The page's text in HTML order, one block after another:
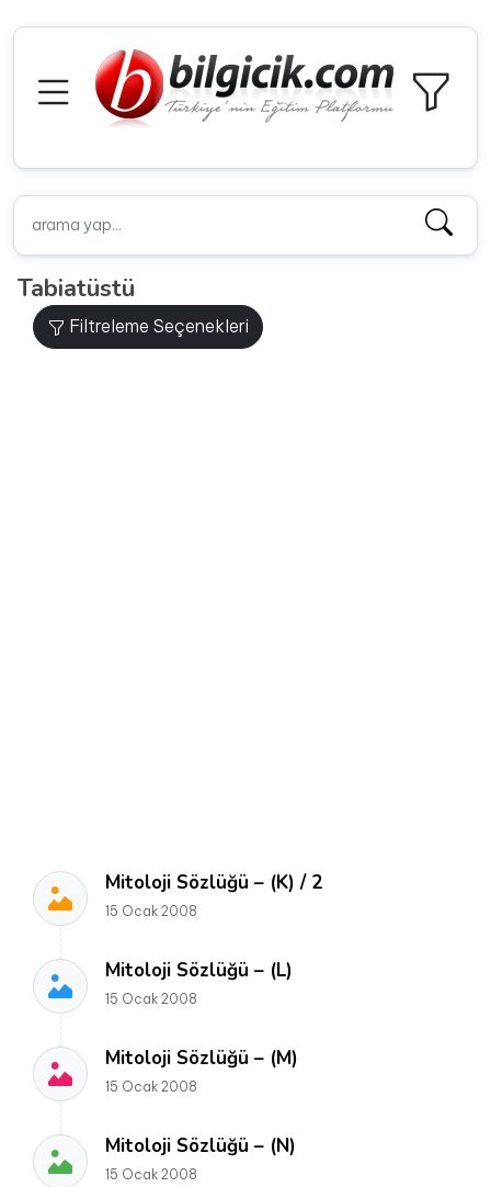
Tabiatüstü
Filtreleme Seçenekleri
Mitoloji Sözlüğü – (K) / 2
15 Ocak 2008
Mitoloji Sözlüğü – (L)
15 Ocak 2008
Mitoloji Sözlüğü – (M)
15 Ocak 2008
Mitoloji Sözlüğü – (N)
15 Ocak 2008